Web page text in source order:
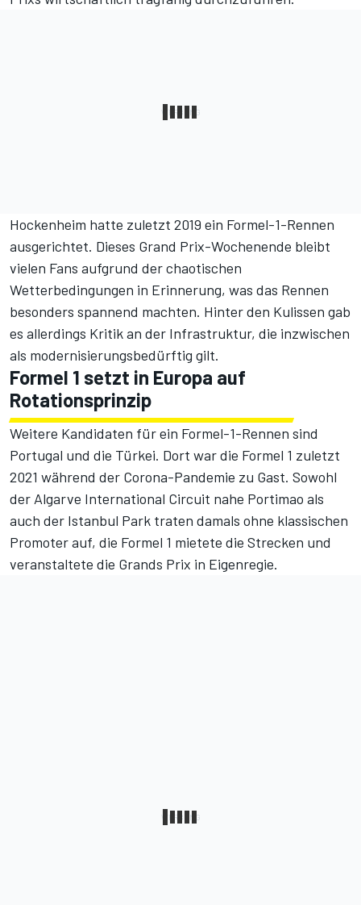
Hockenheim hatte zuletzt 2019 ein Formel-1-Rennen
ausgerichtet. Dieses Grand Prix-Wochenende bleibt
vielen Fans aufgrund der chaotischen
Wetterbedingungen in Erinnerung, was das Rennen
besonders spannend machten. Hinter den Kulissen gab
es allerdings Kritik an der Infrastruktur, die inzwischen
als modernisierungsbedürftig gilt.
Formel 1 setzt in Europa auf
Rotationsprinzip
Weitere Kandidaten für ein Formel-1-Rennen sind
Portugal und die Türkei. Dort war die Formel 1 zuletzt
2021 während der Corona-Pandemie zu Gast. Sowohl
der Algarve International Circuit nahe Portimao als
auch der Istanbul Park traten damals ohne klassischen
Promoter auf, die Formel 1 mietete die Strecken und
veranstaltete die Grands Prix in Eigenregie.